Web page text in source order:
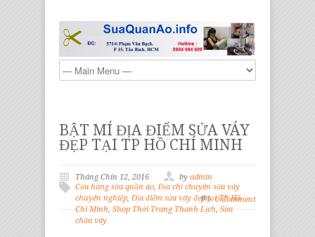
BẬT MÍ ĐỊA ĐIỂM SỬA VÁY
ĐẸP TẠI TP HỒ CHÍ MINH
Tháng Chín 12, 2016 by admin
Cửa hàng sửa quần áo, Địa chỉ chuyên sửa váy
chuyên nghiệp, Địa điểm sửa váy đẹp tại TP Hồ
Chí Minh, Shop Thời Trang Thanh Lịch, Sửa
chữa váy
0 Comment